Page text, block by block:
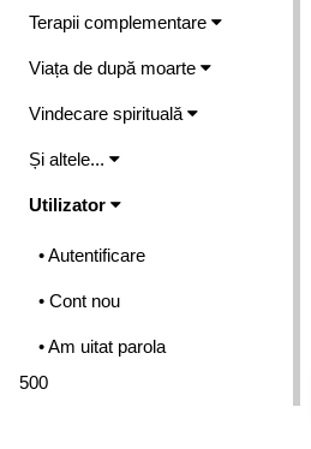
Terapii complementare
Viața de după moarte
Vindecare spirituală
Și altele...
Utilizator
• Autentificare
• Cont nou
• Am uitat parola
500